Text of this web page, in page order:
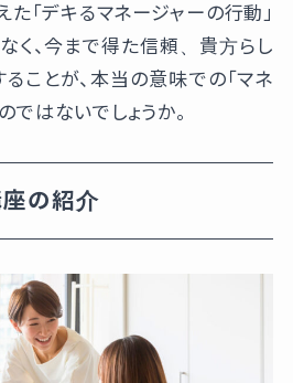
た「デキるマネージャーの行動」
く、今まで得た信頼、貴方らし
ことが、本当の意味での「マネ
ではないでしょうか。
の紹介